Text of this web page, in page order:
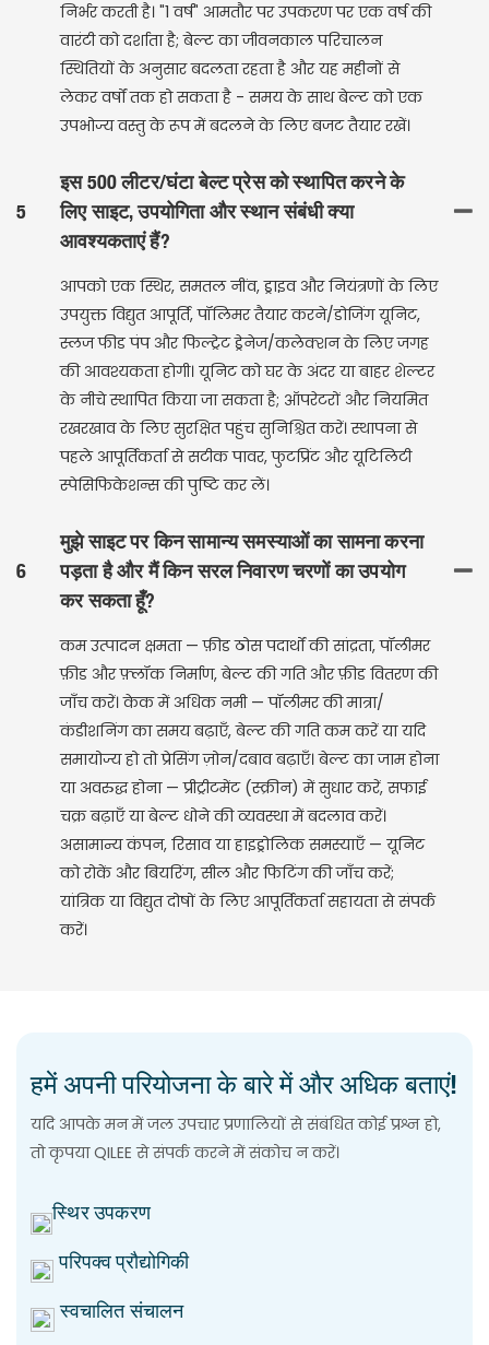
निर्भर करती है। "1 वर्ष" आमतौर पर उपकरण पर एक वर्ष की
वारंटी को दर्शाता है; बेल्ट का जीवनकाल परिचालन
स्थितियों के अनुसार बदलता रहता है और यह महीनों से
लेकर वर्षों तक हो सकता है - समय के साथ बेल्ट को एक
उपभोज्य वस्तु के रूप में बदलने के लिए बजट तैयार रखें।
5
इस 500 लीटर/घंटा बेल्ट प्रेस को स्थापित करने के
लिए साइट, उपयोगिता और स्थान संबंधी क्या
आवश्यकताएं हैं?
आपको एक स्थिर, समतल नींव, ड्राइव और नियंत्रणों के लिए
उपयुक्त विद्युत आपूर्ति, पॉलिमर तैयार करने/डोजिंग यूनिट,
स्लज फीड पंप और फिल्ट्रेट ड्रेनेज/कलेक्शन के लिए जगह
की आवश्यकता होगी। यूनिट को घर के अंदर या बाहर शेल्टर
के नीचे स्थापित किया जा सकता है; ऑपरेटरों और नियमित
रखरखाव के लिए सुरक्षित पहुंच सुनिश्चित करें। स्थापना से
पहले आपूर्तिकर्ता से सटीक पावर, फुटप्रिंट और यूटिलिटी
स्पेसिफिकेशन्स की पुष्टि कर लें।
6
मुझे साइट पर किन सामान्य समस्याओं का सामना करना
पड़ता है और मैं किन सरल निवारण चरणों का उपयोग
कर सकता हूँ?
कम उत्पादन क्षमता — फ़ीड ठोस पदार्थों की सांद्रता, पॉलीमर
फ़ीड और फ़्लॉक निर्माण, बेल्ट की गति और फ़ीड वितरण की
जाँच करें। केक में अधिक नमी — पॉलीमर की मात्रा/
कंडीशनिंग का समय बढ़ाएँ, बेल्ट की गति कम करें या यदि
समायोज्य हो तो प्रेसिंग ज़ोन/दबाव बढ़ाएँ। बेल्ट का जाम होना
या अवरुद्ध होना — प्रीट्रीटमेंट (स्क्रीन) में सुधार करें, सफाई
चक्र बढ़ाएँ या बेल्ट धोने की व्यवस्था में बदलाव करें।
असामान्य कंपन, रिसाव या हाइड्रोलिक समस्याएँ — यूनिट
को रोकें और बियरिंग, सील और फिटिंग की जाँच करें;
यांत्रिक या विद्युत दोषों के लिए आपूर्तिकर्ता सहायता से संपर्क
करें।
हमें अपनी परियोजना के बारे में और अधिक बताएं!
यदि आपके मन में जल उपचार प्रणालियों से संबंधित कोई प्रश्न हो,
तो कृपया QILEE से संपर्क करने में संकोच न करें।
स्थिर उपकरण
परिपक्व प्रौद्योगिकी
स्वचालित संचालन